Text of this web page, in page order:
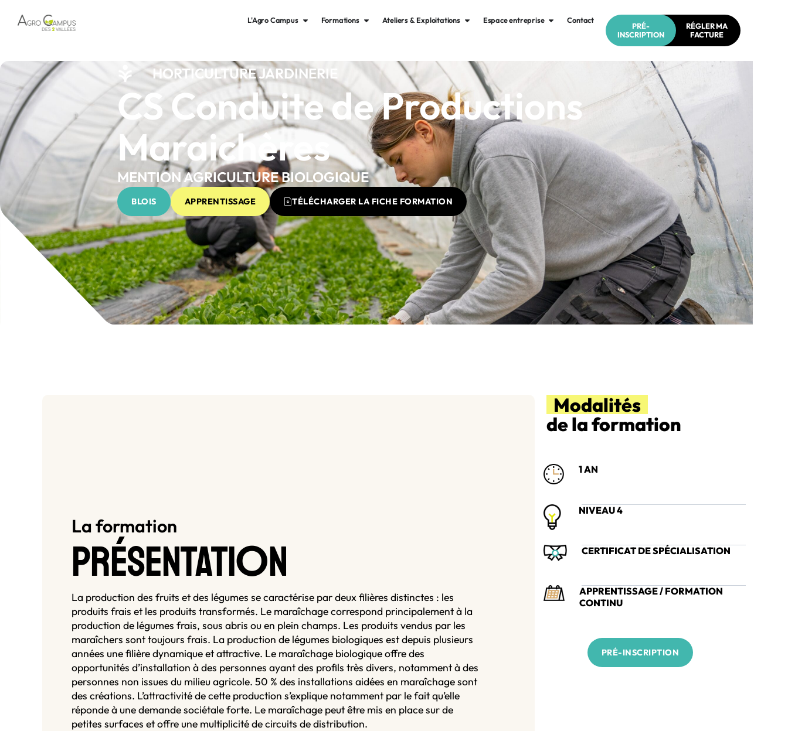
L'Agro Campus Formations Ateliers & Exploitations Espace entreprise Contact
PRÉ-
INSCRIPTION
RÉGLER MA
FACTURE
HORTICULTURE JARDINERIE
CS Conduite de Productions
Maraichères
MENTION AGRICULTURE BIOLOGIQUE
BLOIS APPRENTISSAGE TÉLÉCHARGER LA FICHE FORMATION
La formation
PRÉSENTATION
La production des fruits et des légumes se caractérise par deux filières distinctes : les
produits frais et les produits transformés. Le maraîchage correspond principalement à la
production de légumes frais, sous abris ou en plein champs. Les produits vendus par les
maraîchers sont toujours frais. La production de légumes biologiques est depuis plusieurs
années une filière dynamique et attractive. Le maraîchage biologique offre des
opportunités d’installation à des personnes ayant des profils très divers, notamment à des
personnes non issues du milieu agricole. 50 % des installations aidées en maraîchage sont
des créations. L’attractivité de cette production s’explique notamment par le fait qu’elle
réponde à une demande sociétale forte. Le maraîchage peut être mis en place sur de
petites surfaces et offre une multiplicité de circuits de distribution.
Modalités
de la formation
1 AN
NIVEAU 4
CERTIFICAT DE SPÉCIALISATION
APPRENTISSAGE / FORMATION
CONTINU
PRÉ-INSCRIPTION